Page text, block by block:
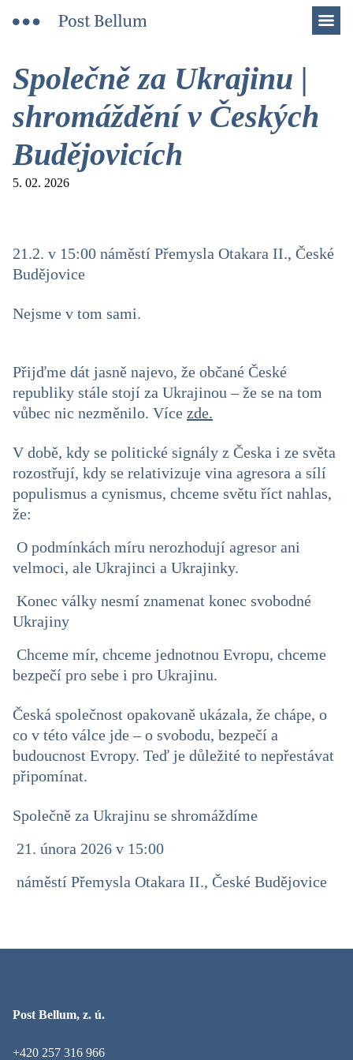
Společně za Ukrajinu |
shromáždění v Českých
Budějovicích
5. 02. 2026
21.2. v 15:00 náměstí Přemysla Otakara II., České
Budějovice
Nejsme v tom sami.
Přijďme dát jasně najevo, že občané České
republiky stále stojí za Ukrajinou – že se na tom
vůbec nic nezměnilo. Více zde.
V době, kdy se politické signály z Česka i ze světa
rozostřují, kdy se relativizuje vina agresora a sílí
populismus a cynismus, chceme světu říct nahlas,
že:
O podmínkách míru nerozhodují agresor ani
velmoci, ale Ukrajinci a Ukrajinky.
Konec války nesmí znamenat konec svobodné
Ukrajiny
Chceme mír, chceme jednotnou Evropu, chceme
bezpečí pro sebe i pro Ukrajinu.
Česká společnost opakovaně ukázala, že chápe, o
co v této válce jde – o svobodu, bezpečí a
budoucnost Evropy. Teď je důležité to nepřestávat
připomínat.
Společně za Ukrajinu se shromáždíme
21. února 2026 v 15:00
náměstí Přemysla Otakara II., České Budějovice
Post Bellum, z. ú.
+420 257 316 966